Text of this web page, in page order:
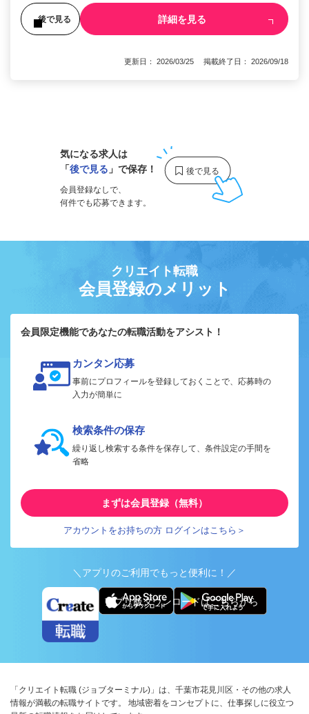
後で見る 詳細を見る
更新日： 2026/03/25 掲載終了日： 2026/09/18
気になる求人は
「後で見る 」で保存！
会員登録なしで、
何件でも応募できます。
クリエイト転職
会員登録のメリット
会員限定機能であなたの転職活動をアシスト！
カンタン応募
事前にプロフィールを登録しておくことで、応募時の
入力が簡単に
検索条件の保存
繰り返し検索する条件を保存して、条件設定の手間を
省略
まずは会員登録（無料）
アカウントをお持ちの方 ログインはこちら＞
＼アプリのご利用でもっと便利に！／
アプリ版ダウンロードはこちらから
「クリエイト転職 (ジョブターミナル)」は、千葉市花見川区・その他の求人
情報が満載の転職サイトです。 地域密着をコンセプトに、仕事探しに役立つ